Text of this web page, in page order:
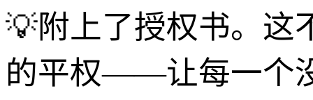
💡附上了授权书。这
的平权——让每一个